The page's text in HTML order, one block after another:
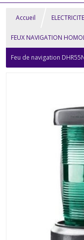
Accueil ELECTRICITE
FEUX NAVIGATION
Feu de navigation